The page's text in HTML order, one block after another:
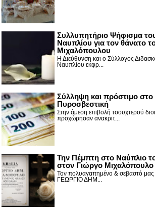
Συλλυπητήριο Ψήφισμα
Ναυπλίου για τον θάνατο
Μιχαλόπουλου
Η Διεύθυνση και ο Σύλλογος
Ναυπλίου εκφρ...
Σύλληψη και πρόστιμο
Πυροσβεστική
Στην άμεση επιβολή τσουχτερού
προχώρησαν ανακριτ...
Την Πέμπτη στο Ναύπλιο το
στον Γιώργο Μιχαλόπουλο
Τον πολυαγαπημένο & σεβαστό μας
ΓΕΩΡΓΙΟ ΔΗΜ...